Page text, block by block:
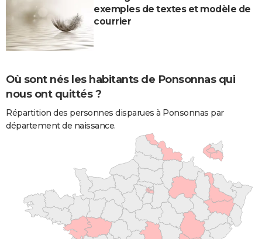
exemples de textes et modèle de
courrier
Où sont nés les habitants de Ponsonnas qui
nous ont quittés ?
Répartition des personnes disparues à Ponsonnas par
département de naissance.